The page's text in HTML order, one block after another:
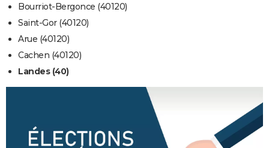
Bourriot-Bergonce (40120)
Saint-Gor (40120)
Arue (40120)
Cachen (40120)
Landes (40)